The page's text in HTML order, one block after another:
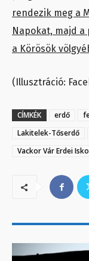
rendezik meg a
Napokat, majd
a Körösök
(Illusztráció:
CÍMKÉK erdő
Lakitelek-Tőserdő
Vackor Vár Erdei